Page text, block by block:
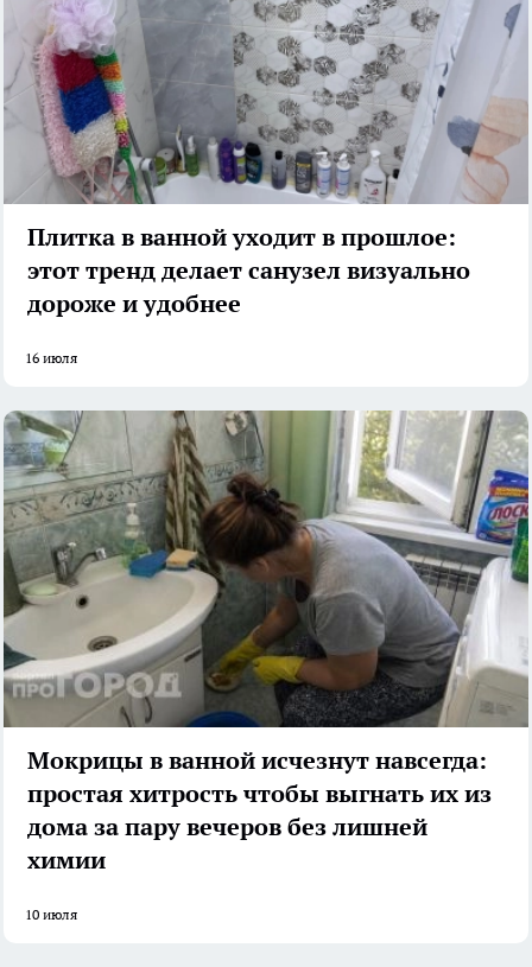
Плитка в ванной уходит в прошлое:
этот тренд делает санузел визуально
дороже и удобнее
16 июля
Мокрицы в ванной исчезнут навсегда:
простая хитрость чтобы выгнать их из
дома за пару вечеров без лишней
химии
10 июля